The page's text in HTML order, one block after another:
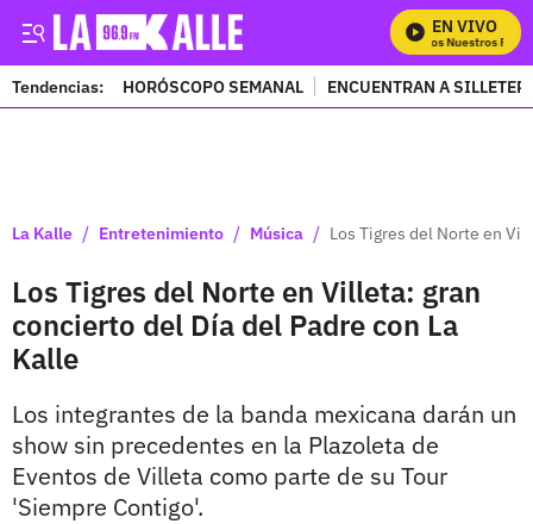
EN VIVO
Mira Todos Nuestros
Tendencias: HORÓSCOPO SEMANAL ENCUENTRAN A
La Kalle / Entretenimiento / Música / Los Tigres del Norte en
Los Tigres del Norte en Villeta: gran
concierto del Día del Padre con La
Kalle
Los integrantes de la banda mexicana darán un
show sin precedentes en la Plazoleta de
Eventos de Villeta como parte de su Tour
'Siempre Contigo'.